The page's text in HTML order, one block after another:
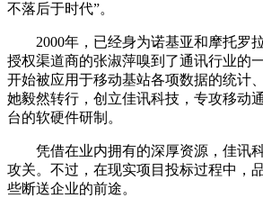
不落后于时代”。
2000年，已经身为诺基亚和摩托罗
授权渠道商的张淑萍嗅到了通讯行业的
开始被应用于移动基站各项数据的统计
她毅然转行，创立佳讯科技，专攻移动
台的软硬件研制。
凭借在业内拥有的深厚资源，佳讯
攻关。不过，在现实项目投标过程中，
些断送企业的前途。